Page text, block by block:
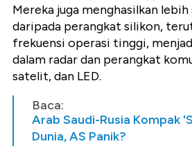
Mereka juga menghasilkan
daripada perangkat silikon,
frekuensi operasi tinggi,
dalam radar dan perangkat
satelit, dan LED.
Baca:
Arab Saudi-Rusia Kompak
Dunia, AS Panik?